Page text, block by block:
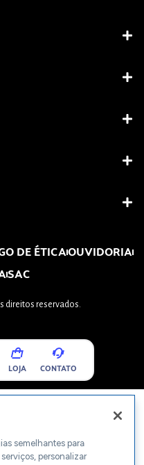
DE ÉTICAOUVIDORIA
SAC
direitos reservados.
LOJA CONTATO
semelhantes para
personalizar